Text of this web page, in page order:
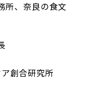
、奈良の食文
創合研究所